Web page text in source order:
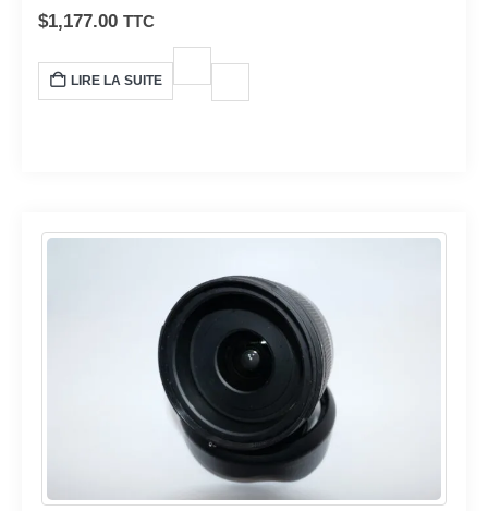
conçues pour améliorer votre expérience de prise de vue.
$1,177.00 TTC
LIRE LA SUITE